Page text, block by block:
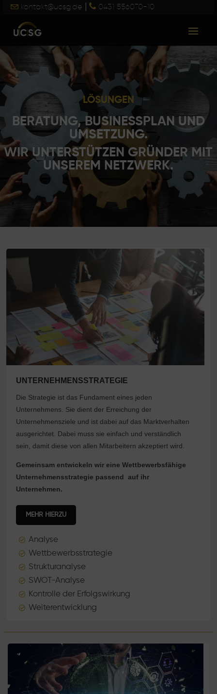
kontakt@ucsg.de 0431 556070-10
LÖSUNGEN
BERATUNG, BUSINESSPLAN UND
UMSETZUNG.
WIR UNTERSTÜTZEN GRÜNDER MIT
UNSEREM NETZWERK.
UNTERNEHMENSSTRATEGIE
Die Strategie ist das Fundament eines jeden
Unternehmens. Sie dient der Erreichung der
Unternehmensziele und ist dabei auf das Marktverhalten
ausgerichtet. Dabei muss sie einfach und verständlich
sein, damit diese von allen Mitarbeitern akzeptiert wird.
Gemeinsam entwickeln wir eine Wettbewerbsfähige
Unternehmensstrategie passend auf ihr
Unternehmen.
MEHR HIERZU
 Analyse
 Wettbewerbsstrategie
 Strukturanalyse
 SWOT-Analyse
 Kontrolle der Erfolgswirkung
 Weiterentwicklung